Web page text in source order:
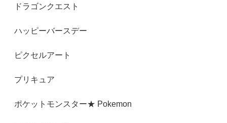
ドラゴンクエスト
ハッピーバースデー
ピクセルアート
プリキュア
ポケットモンスター★ Pokemon